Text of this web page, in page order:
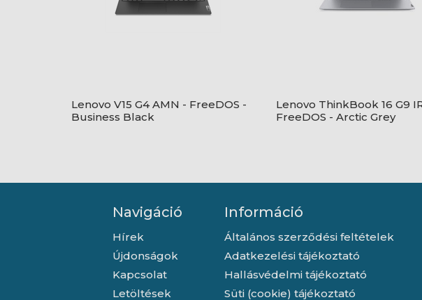
Lenovo V15 G4 AMN - FreeDOS -
Business Black
Lenovo ThinkBook 16 G9
FreeDOS - Arctic Grey
Navigáció
Hírek
Újdonságok
Kapcsolat
Letöltések
Információ
Általános szerződési feltételek
Adatkezelési tájékoztató
Hallásvédelmi tájékoztató
Süti (cookie) tájékoztató